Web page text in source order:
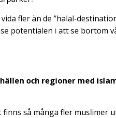
fler än de ”halal-
potentialen i att se bortom
och regioner med
så många fler muslimer